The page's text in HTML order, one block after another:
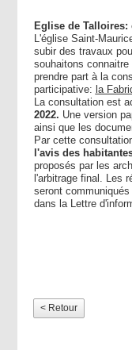
Eglise de
L'église Saint-
subir des travaux
souhaitons
prendre part à la
participative: la
La consultation est
2022. Une version
ainsi que les
Par cette
l'avis des
proposés par les
l'arbitrage final. Les
seront
dans la Lettre
< Retour